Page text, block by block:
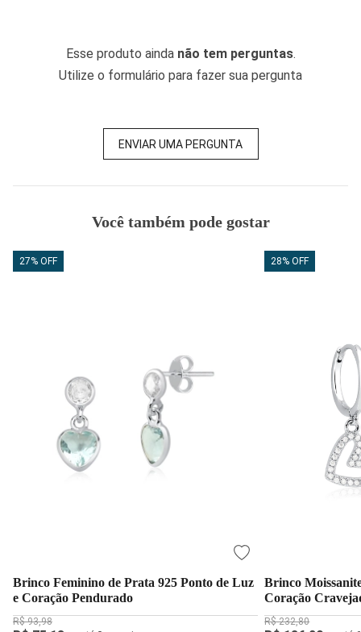
Esse produto ainda não tem perguntas.
Utilize o formulário para fazer sua pergunta
ENVIAR UMA PERGUNTA
Você também pode gostar
27% OFF
Brinco Feminino de Prata 925 Ponto de Luz
e Coração Pendurado
R$ 93,98
28% OFF
Brinco
Coração
R$ 232,80